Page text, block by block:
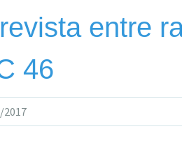
entre
46
2017